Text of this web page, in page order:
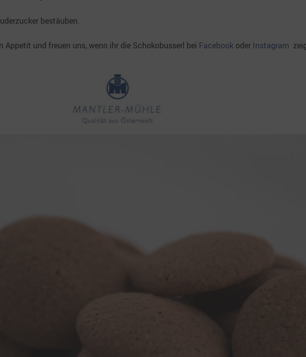
bestäuben.
Appetit und freuen uns, wenn ihr die Schokobusserl bei Facebook oder Instagram